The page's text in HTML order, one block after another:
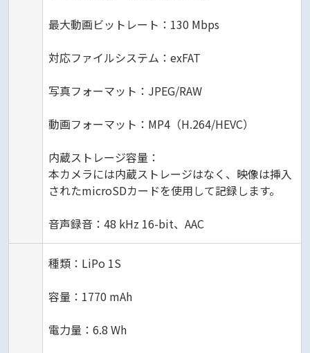
最大動画ビットレート：130 Mbps
対応ファイルシステム：exFAT
写真フォーマット：JPEG/RAW
動画フォーマット：MP4（H.264/HEVC）
内蔵ストレージ容量：
本カメラには内蔵ストレージはなく、映像は挿入
されたmicroSDカードを使用して記録します。
音声録音：48 kHz 16-bit、AAC
種類：LiPo 1S
容量：1770 mAh
電力量：6.8 Wh